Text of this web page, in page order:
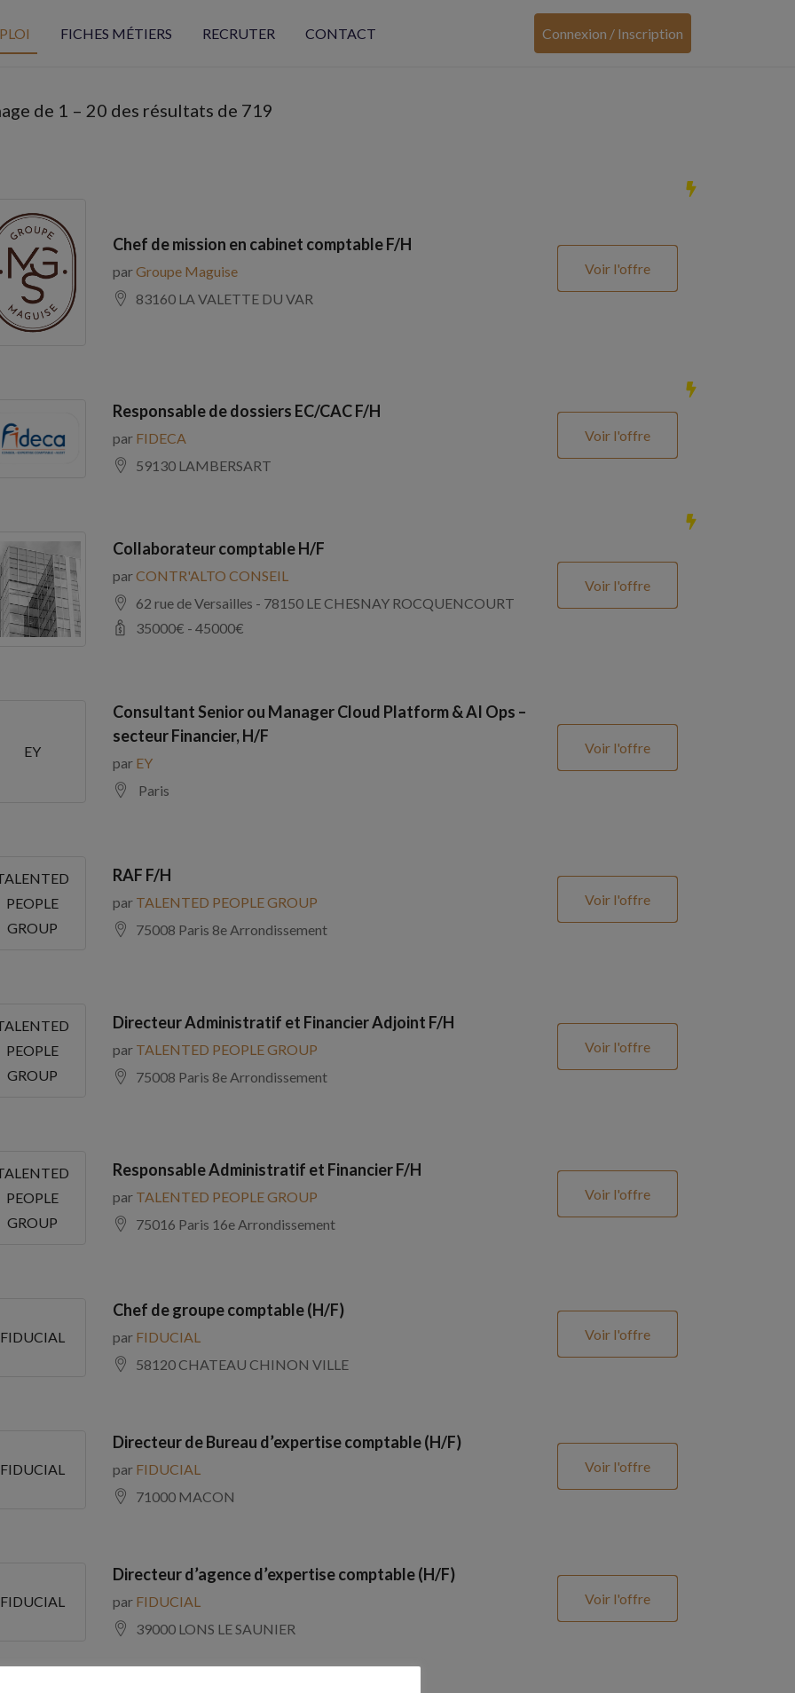
FICHES MÉTIERS RECRUTER CONTACT Connexion / Inscription
de 1 – 20 des résultats de 719
Chef de mission en cabinet comptable F/H
parGroupe Maguise
83160 LA VALETTE DU VAR
Voir l'offre
Responsable de dossiers EC/CAC F/H
par FIDECA
59130 LAMBERSART
Voir l'offre
Collaborateur comptable H/F
parCONTR'ALTO CONSEIL
62 rue de Versailles - 78150 LE CHESNAY ROCQUENCOURT
35000€ - 45000€
Voir l'offre
EY
Consultant Senior ou Manager Cloud Platform & AI Ops –
secteur Financier, H/F
par EY
Paris
Voir l'offre
PEOPLE
GROUP
RAF F/H
par TALENTED PEOPLE GROUP
75008 Paris 8e Arrondissement
Voir l'offre
PEOPLE
GROUP
Directeur Administratif et Financier Adjoint F/H
par TALENTED PEOPLE GROUP
75008 Paris 8e Arrondissement
Voir l'offre
PEOPLE
GROUP
Responsable Administratif et Financier F/H
par TALENTED PEOPLE GROUP
75016 Paris 16e Arrondissement
Voir l'offre
FIDUCIAL
Chef de groupe comptable (H/F)
par FIDUCIAL
58120 CHATEAU CHINON VILLE
Voir l'offre
FIDUCIAL
Directeur de Bureau d’expertise comptable (H/F)
par FIDUCIAL
71000 MACON
Voir l'offre
FIDUCIAL
Directeur d’agence d’expertise comptable (H/F)
par FIDUCIAL
39000 LONS LE SAUNIER
Voir l'offre